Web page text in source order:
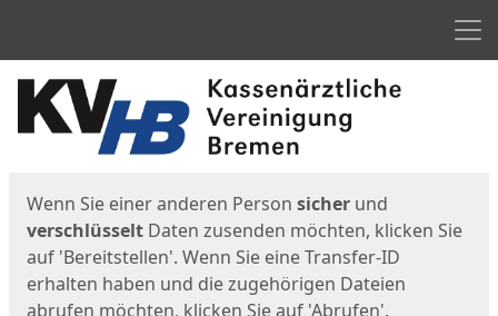
Start
Wenn Sie einer anderen Person sicher und
verschlüsselt Daten zusenden möchten, klicken Sie
auf 'Bereitstellen'. Wenn Sie eine Transfer-ID
erhalten haben und die zugehörigen Dateien
abrufen möchten, klicken Sie auf 'Abrufen'.